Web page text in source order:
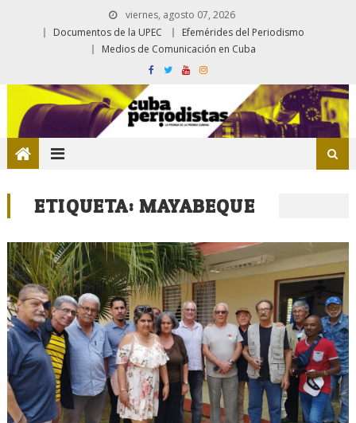
viernes, agosto 07, 2026
Documentos de la UPEC
Efemérides del Periodismo
Medios de Comunicación en Cuba
ETIQUETA: MAYABEQUE